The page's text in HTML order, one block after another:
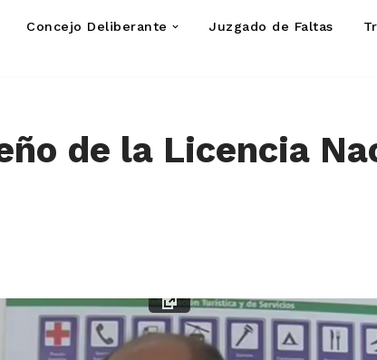
Concejo Deliberante Juzgado de Faltas
de la Licencia